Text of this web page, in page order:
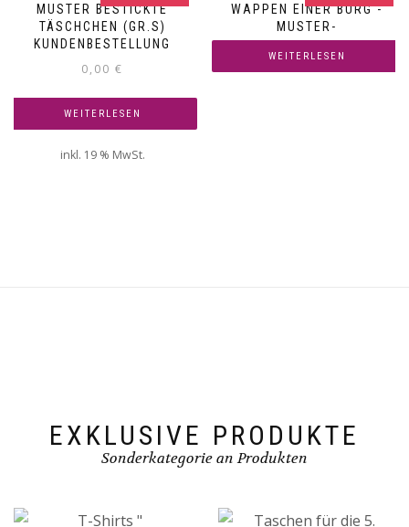
MUSTER BESTICKTE
TÄSCHCHEN (GR.S)
KUNDENBESTELLUNG
0,00 €
WEITERLESEN
inkl. 19 % MwSt.
WAPPEN EINER BURG -
MUSTER-
WEITERLESEN
EXKLUSIVE PRODUKTE
Sonderkategorie an Produkten